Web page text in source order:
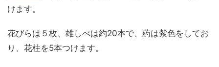
けます。
花びらは５枚、雄しべは約20本で、葯は紫色をしてお
り、花柱を5本つけます。